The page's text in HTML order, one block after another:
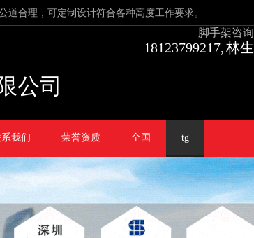
合理，可定制设计符合各种高度工作要求。
公司
脚手架咨询
18123799217, 林生
我们 荣誉资质 全国 tg